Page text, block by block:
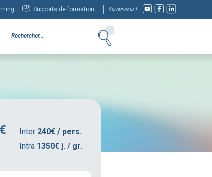
Supports de formation Suivez-nous !
Inter 240€ / pers.
Intra 1350€ j. / gr.